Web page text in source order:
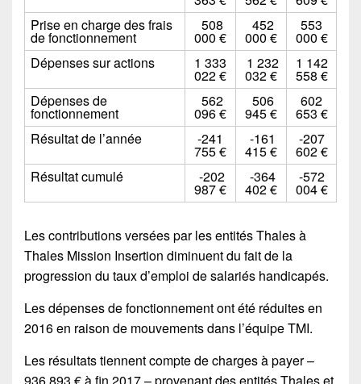
Prise en charge des frais
de fonctionnement
508
000 €
452
000 €
553
000 €
Dépenses sur actions
1 333
022 €
1 232
032 €
1 142
558 €
Dépenses de
fonctionnement
562
096 €
506
945 €
602
653 €
Résultat de l’année
-241
755 €
-161
415 €
-207
602 €
Résultat cumulé
-202
987 €
-364
402 €
-572
004 €
Les contributions versées par les entités Thales à
Thales Mission Insertion diminuent du fait de la
progression du taux d’emploi de salariés handicapés.
Les dépenses de fonctionnement ont été réduites en
2016 en raison de mouvements dans l’équipe TMI.
Les résultats tiennent compte de charges à payer –
936 893 € à fin 2017 – provenant des entités Thales et